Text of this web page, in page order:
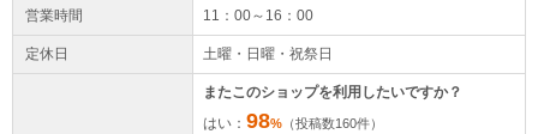
営業時間 11：00～16：00
定休日 土曜・日曜・祝祭日
またこのショップを利用したいですか？
はい： 98% （投稿数160件）